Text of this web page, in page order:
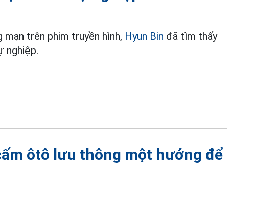
trên phim truyền hình, Hyun Bin đã tìm thấy
nghiệp.
ôtô lưu thông một hướng để